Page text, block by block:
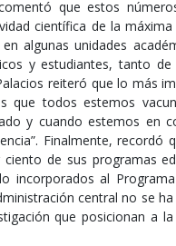
que estos
científica de la
algunas unidades
y estudiantes, tanto
reiteró que lo más
que todos estemos
y cuando estemos en
Finalmente,
de sus programas
incorporados al
central no se
que posicionan a